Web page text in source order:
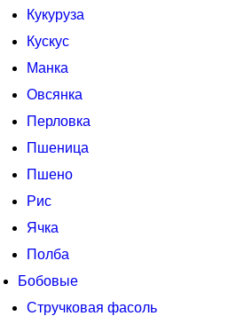
Кукуруза
Кускус
Манка
Овсянка
Перловка
Пшеница
Пшено
Рис
Ячка
Полба
Бобовые
Стручковая фасоль